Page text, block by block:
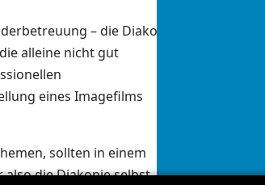
– die Diako
alleine nicht gut
eines Imagefilms
sollten in einem
die Diakonie selbst